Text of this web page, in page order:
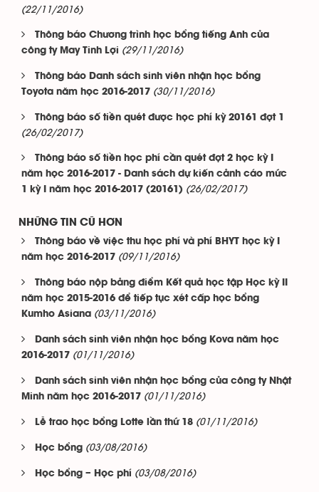
(22/11/2016)
Thông báo Chương trình học bổng tiếng Anh của
công ty May Tinh Lợi (29/11/2016)
Thông báo Danh sách sinh viên nhận học bổng
Toyota năm học 2016-2017 (30/11/2016)
Thông báo số tiền quét được học phí kỳ 20161 đợt 1
(26/02/2017)
Thông báo số tiền học phí cần quét đợt 2 học kỳ I
năm học 2016-2017 - Danh sách dự kiến cảnh cáo mức
1 kỳ I năm học 2016-2017 (20161) (26/02/2017)
NHỮNG TIN CŨ HƠN
Thông báo về việc thu học phí và phí BHYT học kỳ I
năm học 2016-2017 (09/11/2016)
Thông báo nộp bảng điểm Kết quả học tập Học kỳ II
năm học 2015-2016 để tiếp tục xét cấp học bổng
Kumho Asiana (03/11/2016)
Danh sách sinh viên nhận học bổng Kova năm học
2016-2017 (01/11/2016)
Danh sách sinh viên nhận học bổng của công ty Nhật
Minh năm học 2016-2017 (01/11/2016)
Lễ trao học bổng Lotte lần thứ 18 (01/11/2016)
Học bổng (03/08/2016)
Học bổng – Học phí (03/08/2016)